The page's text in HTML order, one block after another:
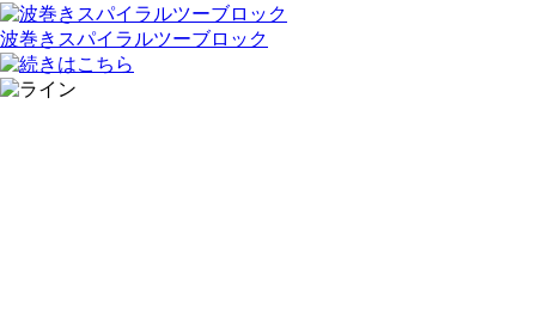
波巻きスパイラルツーブロック